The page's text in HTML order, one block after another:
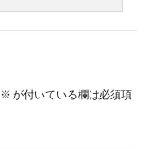
※ が付いている欄は必須項